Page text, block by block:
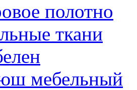
полотно
ткани
мебельный